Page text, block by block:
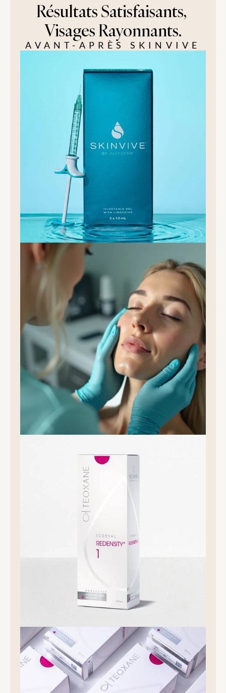
Résultats Satisfaisants,
Visages Rayonnants.
AVANT-APRÈS SKINVIVE